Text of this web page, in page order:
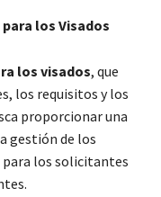
los Visados
los visados, que
los requisitos y los
proporcionar una
gestión de los
los solicitantes